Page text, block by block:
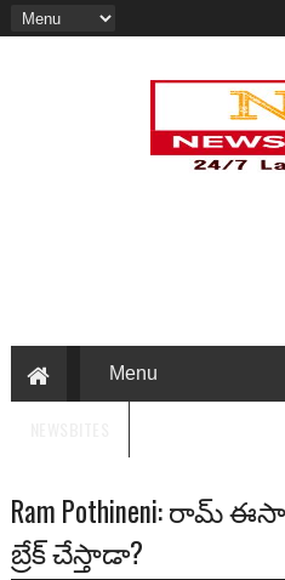
Ram Pothineni: రామ్
బ్రేక్ చేస్తాడా?